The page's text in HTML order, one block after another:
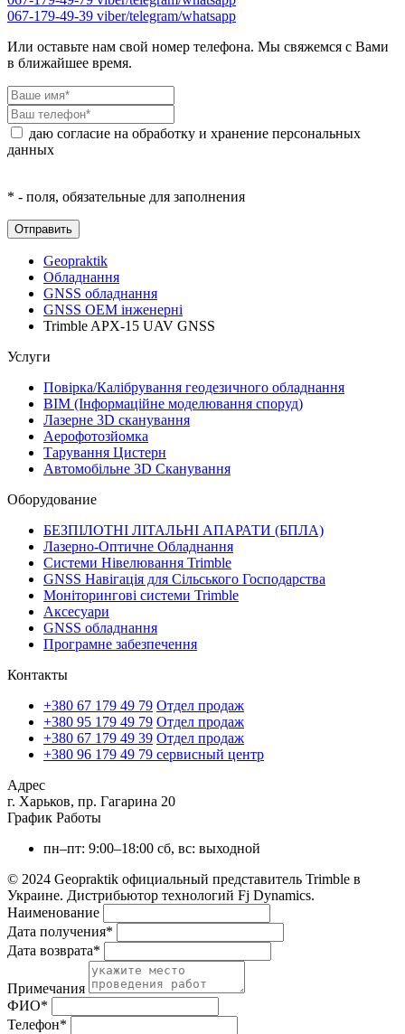
067-179-49-39 viber/telegram/whatsapp
Или оставьте нам свой номер телефона. Мы свяжемся с Вами
в ближайшее время.
даю согласие на обработку и хранение персональных
данных
* - поля, обязательные для заполнения
Geopraktik
Обладнання
GNSS обладнання
GNSS ОЕМ інженерні
Trimble APX-15 UAV GNSS
Услуги
Повірка/Калібрування геодезичного обладнання
BIM (Інформаційне моделювання споруд)
Лазерне 3D сканування
Аерофотозйомка
Тарування Цистерн
Автомобільне 3D Сканування
Оборудование
БЕЗПІЛОТНІ ЛІТАЛЬНІ АПАРАТИ (БПЛА)
Лазерно-Оптичне Обладнання
Системи Нівелювання Trimble
GNSS Навігація для Сільського Господарства
Моніторингові системи Trimble
Аксесуари
GNSS обладнання
Програмне забезпечення
Контакты
+380 67 179 49 79 Отдел продаж
+380 95 179 49 79 Отдел продаж
+380 67 179 49 39 Отдел продаж
+380 96 179 49 79 сервисный центр
Адрес
г. Харьков, пр. Гагарина 20
График Работы
пн–пт: 9:00–18:00 сб, вс: выходной
© 2024 Geopraktik официальный представитель Trimble в
Украине. Дистрибьютор технологий Fj Dynamics.
Наименование
Дата получения*
Дата возврата*
Примечания
ФИО*
Телефон*